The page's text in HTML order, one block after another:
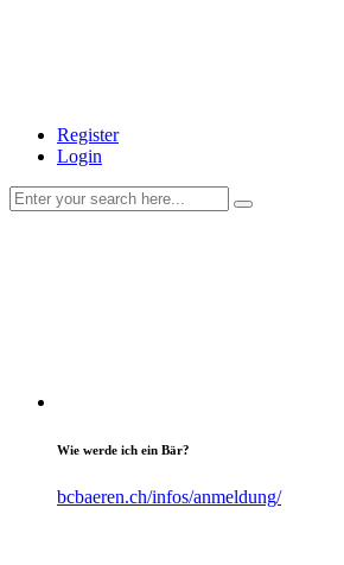
Register
Login
Wie werde ich ein Bär?
bcbaeren.ch/infos/anmeldung/